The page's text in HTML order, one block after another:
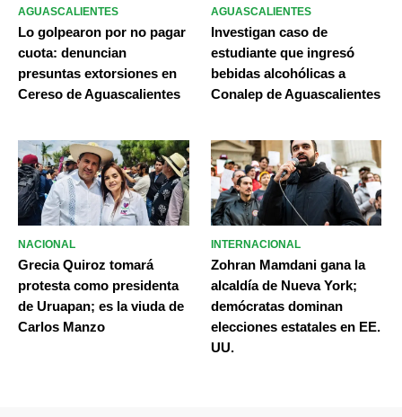
AGUASCALIENTES
Lo golpearon por no pagar
cuota: denuncian
presuntas extorsiones en
Cereso de Aguascalientes
AGUASCALIENTES
Investigan caso de
estudiante que ingresó
bebidas alcohólicas a
Conalep de Aguascalientes
NACIONAL
Grecia Quiroz tomará
protesta como presidenta
de Uruapan; es la viuda de
Carlos Manzo
INTERNACIONAL
Zohran Mamdani gana la
alcaldía de Nueva York;
demócratas dominan
elecciones estatales en EE.
UU.